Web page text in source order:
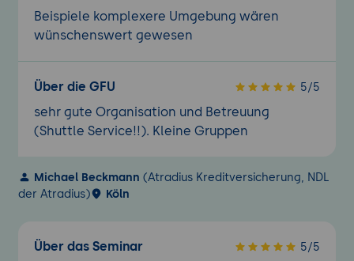
Beispiele komplexere Umgebung wären
wünschenswert gewesen
Über die GFU 5/5
sehr gute Organisation und Betreuung
(Shuttle Service!!). Kleine Gruppen
Michael Beckmann (Atradius Kreditversicherung, NDL
der Atradius)
Köln
Über das Seminar 5/5